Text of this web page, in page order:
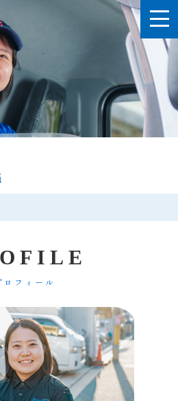
O F I L E
ロフィール